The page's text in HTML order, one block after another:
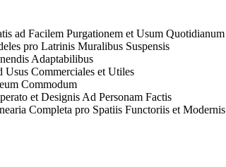
ad Facilem Purgationem et Usum Quotidianum
pro Latrinis Muralibus Suspensis
Adaptabilibus
Usus Commerciales et Utiles
Commodum
et Designis Ad Personam Factis
Completa pro Spatiis Functoriis et Modernis